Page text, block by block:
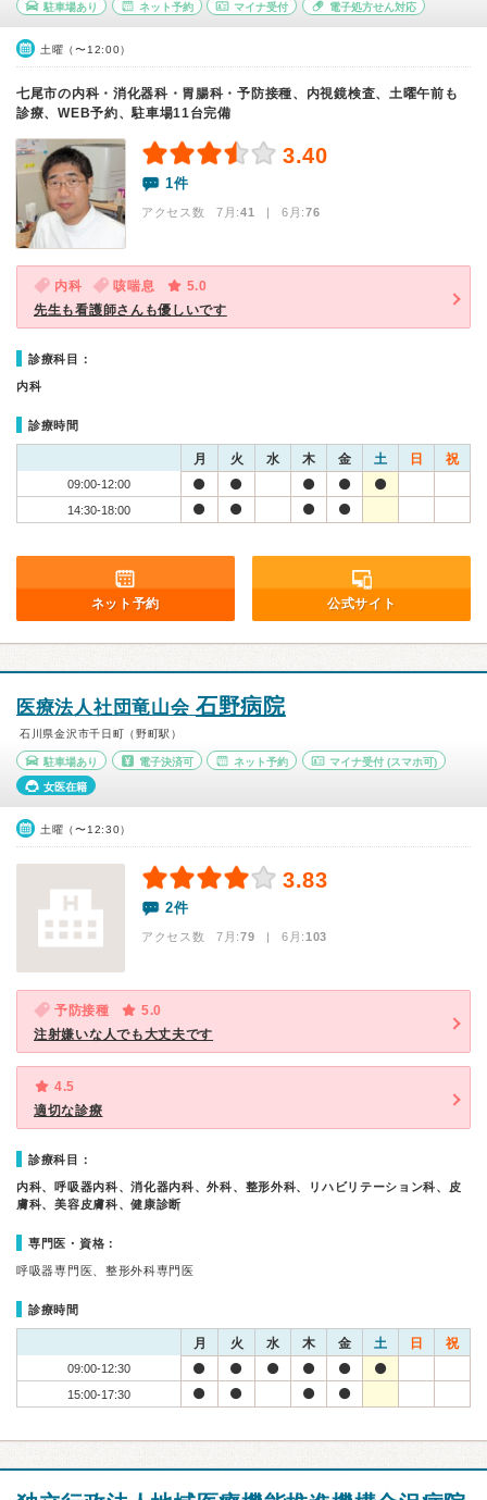
駐車場あり ネット予約 マイナ受付 電子処方せん対応
土曜（〜12:00）
七尾市の内科・消化器科・胃腸科・予防接種、内視鏡検査、土曜午前も
診療、WEB予約、駐車場11台完備
3.40
1件
アクセス数 7月:41 | 6月:76
内科 咳喘息
5.0
先生も看護師さんも優しいです
診療科目：
内科
診療時間
月 火 水 木 金 土 日 祝
09:00-12:00
14:30-18:00
ネット予約 公式サイト
医療法人社団竜山会 石野病院
石川県金沢市千日町（野町駅）
駐車場あり 電子決済可 ネット予約 マイナ受付 (スマホ可)
女医在籍
土曜（〜12:30）
3.83
2件
アクセス数 7月:79 | 6月:103
予防接種
5.0
注射嫌いな人でも大丈夫です
4.5
適切な診療
診療科目：
内科、呼吸器内科、消化器内科、外科、整形外科、リハビリテーション科、皮
膚科、美容皮膚科、健康診断
専門医・資格：
呼吸器専門医、整形外科専門医
診療時間
月 火 水 木 金 土 日 祝
09:00-12:30
15:00-17:30